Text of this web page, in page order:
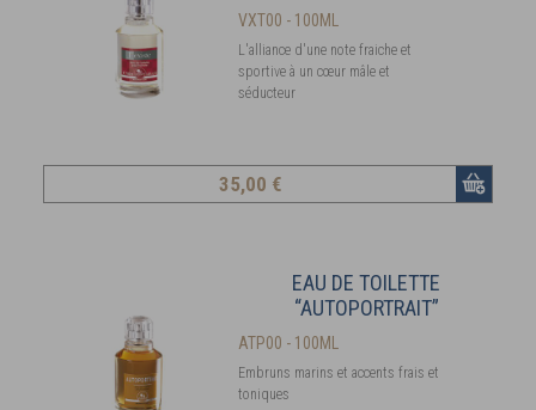
VXT00 - 100ML
L'alliance d'une note fraiche et
sportive à un cœur mâle et
séducteur
35,00 €
EAU DE TOILETTE
“AUTOPORTRAIT”
ATP00 - 100ML
Embruns marins et accents frais et
toniques